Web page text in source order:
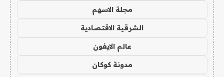
مجلة الاسهم
الشرقية الاقتصادية
عالم الايفون
مدونة كوكان